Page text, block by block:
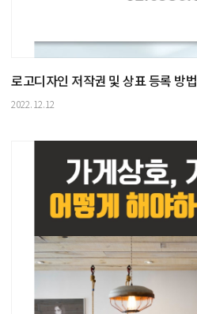
로고디자인 저작권 및 상표 등록 방법
2022.12.12